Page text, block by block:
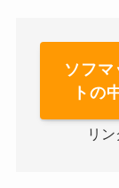
ソフ
トの
リ